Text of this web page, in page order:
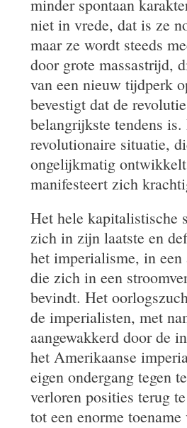
minder spontaan
niet in vrede, dat is ze
maar ze wordt steeds
door grote massastrijd,
van een nieuw tijdperk
bevestigt dat de
belangrijkste tendens is.
revolutionaire situatie,
ongelijkmatig
manifesteert zich
Het hele kapitalistische
zich in zijn laatste en
het imperialisme, in een
die zich in een
bevindt. Het
de imperialisten, met
aangewakkerd door de
het Amerikaanse
eigen ondergang tegen
verloren posities terug
tot een enorme toename